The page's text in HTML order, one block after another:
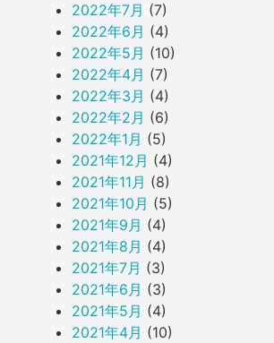
2022年7月 (7)
2022年6月 (4)
2022年5月 (10)
2022年4月 (7)
2022年3月 (4)
2022年2月 (6)
2022年1月 (5)
2021年12月 (4)
2021年11月 (8)
2021年10月 (5)
2021年9月 (4)
2021年8月 (4)
2021年7月 (3)
2021年6月 (3)
2021年5月 (4)
2021年4月 (10)